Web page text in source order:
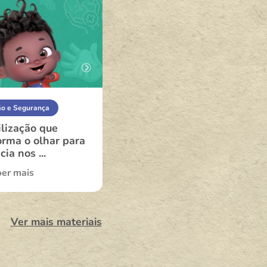
e Segurança
que
o olhar para
nos ...
mais
Proteção e Segurança
Nelson chegou em Mogi
das Cruzes!
Saber mais
Ver mais materiais